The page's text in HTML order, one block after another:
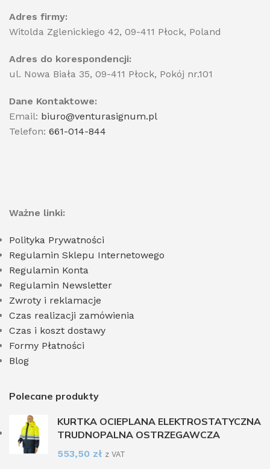
Adres firmy:
Witolda Zglenickiego 42, 09-411 Płock, Poland
Adres do korespondencji:
ul. Nowa Biała 35, 09-411 Płock, Pokój nr.101
Dane Kontaktowe:
Email: biuro@venturasignum.pl
Telefon: 661-014-844
Ważne linki:
Polityka Prywatności
Regulamin Sklepu Internetowego
Regulamin Konta
Regulamin Newsletter
Zwroty i reklamacje
Czas realizacji zamówienia
Czas i koszt dostawy
Formy Płatności
Blog
Polecane produkty
KURTKA OCIEPLANA ELEKTROSTATYCZNA
TRUDNOPALNA OSTRZEGAWCZA
553,50 zł z VAT